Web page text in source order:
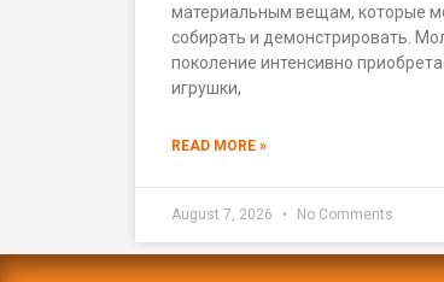
материальным вещам, которые
собирать и демонстрировать.
поколение интенсивно
игрушки,
READ MORE »
August 7, 2026 No Comments